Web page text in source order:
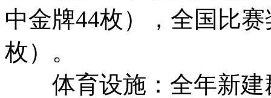
中金牌44枚），全国比
枚）。
体育设施：全年新建